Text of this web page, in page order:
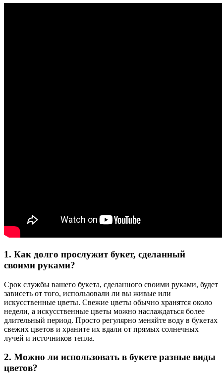
1. Как долго прослужит букет, сделанный
своими руками?
Срок службы вашего букета, сделанного своими руками, будет
зависеть от того, использовали ли вы живые или
искусственные цветы. Свежие цветы обычно хранятся около
недели, а искусственные цветы можно наслаждаться более
длительный период. Просто регулярно меняйте воду в букетах
свежих цветов и храните их вдали от прямых солнечных
лучей и источников тепла.
2. Можно ли использовать в букете разные виды
цветов?